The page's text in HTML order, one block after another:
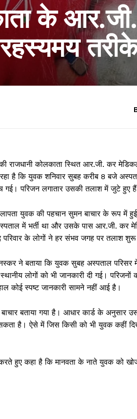
के
रहस्यमय
राजधानी कोलकाता स्थित आर.जी. कर
है कि युवक शनिवार सुबह करीब 8 बजे
गई। परिजन लगातार उसकी तलाश में जुटे हुए
युवक की पहचान सुमन बाचार के रूप में
में भर्ती था और उसके पास आर.जी. कर
के लोगों ने हर संभव जगह पर तलाश
ने बताया कि युवक सुबह अस्पताल
लोगों को भी जानकारी दी गई।
कोई स्पष्ट जानकारी सामने नहीं आई है।
बताया गया है। आधार कार्ड के
है। ऐसे में जिस किसी को भी युवक कहीं
हुए कहा है कि मानवता के नाते युवक को